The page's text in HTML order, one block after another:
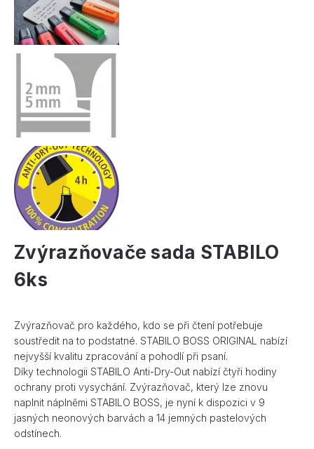
Zvýrazňovače sada STABILO
6ks
Zvýrazňovač pro každého, kdo se při čtení potřebuje
soustředit na to podstatné. STABILO BOSS ORIGINAL nabízí
nejvyšší kvalitu zpracování a pohodlí při psaní.
Díky technologii STABILO Anti-Dry-Out nabízí čtyři hodiny
ochrany proti vysychání. Zvýrazňovač, který lze znovu
naplnit náplněmi STABILO BOSS, je nyní k dispozici v 9
jasných neonových barvách a 14 jemných pastelových
odstínech.